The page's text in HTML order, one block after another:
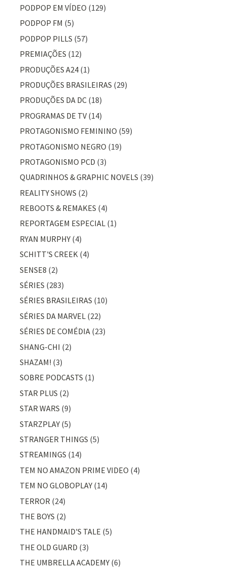
PODPOP EM VÍDEO (129)
PODPOP FM (5)
PODPOP PILLS (57)
PREMIAÇÕES (12)
PRODUÇÕES A24 (1)
PRODUÇÕES BRASILEIRAS (29)
PRODUÇÕES DA DC (18)
PROGRAMAS DE TV (14)
PROTAGONISMO FEMININO (59)
PROTAGONISMO NEGRO (19)
PROTAGONISMO PCD (3)
QUADRINHOS & GRAPHIC NOVELS (39)
REALITY SHOWS (2)
REBOOTS & REMAKES (4)
REPORTAGEM ESPECIAL (1)
RYAN MURPHY (4)
SCHITT'S CREEK (4)
SENSE8 (2)
SÉRIES (283)
SÉRIES BRASILEIRAS (10)
SÉRIES DA MARVEL (22)
SÉRIES DE COMÉDIA (23)
SHANG-CHI (2)
SHAZAM! (3)
SOBRE PODCASTS (1)
STAR PLUS (2)
STAR WARS (9)
STARZPLAY (5)
STRANGER THINGS (5)
STREAMINGS (14)
TEM NO AMAZON PRIME VIDEO (4)
TEM NO GLOBOPLAY (14)
TERROR (24)
THE BOYS (2)
THE HANDMAID'S TALE (5)
THE OLD GUARD (3)
THE UMBRELLA ACADEMY (6)